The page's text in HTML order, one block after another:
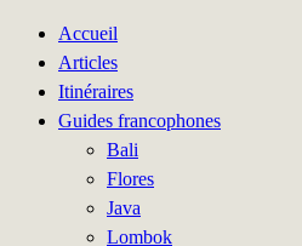
Accueil
Articles
Itinéraires
Guides francophones
Bali
Flores
Java
Lombok